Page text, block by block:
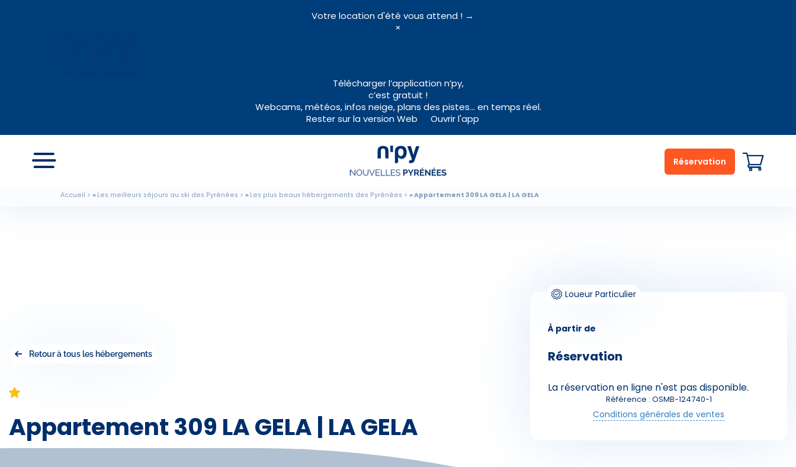
Votre location d'été vous attend ! →
×
Télécharger l’application n’py,
c’est gratuit !
Webcams, météos, infos neige, plans des pistes… en temps réel.
Rester sur la version Web
Ouvrir l'app
Réservation
Accueil Les meilleurs séjours au ski des Pyrénées Les plus beaux hébergements des Pyrénées Appartement 309 LA GELA | LA GELA
Choisissezvotre forfait
Retour à tous les hébergements
Appartement 309 LA GELA | LA GELA
Loueur Particulier
À partir de
Réservation
La réservation en ligne n'est pas disponible.
Référence : OSMB-124740-1
Conditions générales de ventes